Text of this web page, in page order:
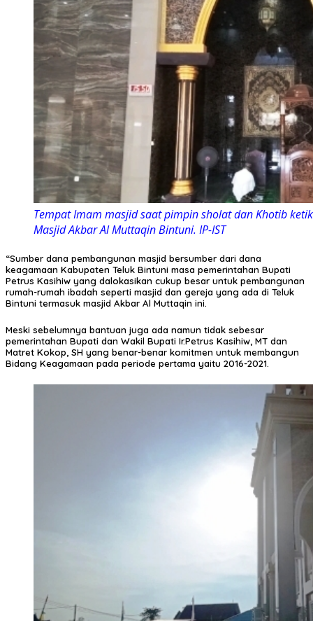
Tempat Imam masjid saat pimpin sholat dan Khotib
Masjid Akbar Al Muttaqin Bintuni. IP-IST
“Sumber dana pembangunan masjid bersumber dari dana
keagamaan Kabupaten Teluk Bintuni masa pemerintahan Bupati
Petrus Kasihiw yang dalokasikan cukup besar untuk pembangunan
rumah-rumah ibadah seperti masjid dan gereja yang ada di Teluk
Bintuni termasuk masjid Akbar Al Muttaqin ini.
Meski sebelumnya bantuan juga ada namun tidak sebesar
pemerintahan Bupati dan Wakil Bupati Ir.Petrus Kasihiw, MT dan
Matret Kokop, SH yang benar-benar komitmen untuk membangun
Bidang Keagamaan pada periode pertama yaitu 2016-2021.